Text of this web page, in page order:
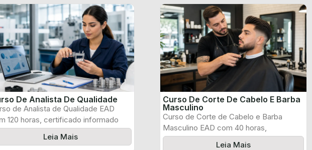
De Analista De Qualidade
de Analista de Qualidade EAD
120 horas, certificado informado
produtor ...
Leia Mais
Curso De Corte De Cabelo E Barba
Masculino
Curso de Corte de Cabelo e Barba
Masculino EAD com 40 horas,
certificado ...
Leia Mais